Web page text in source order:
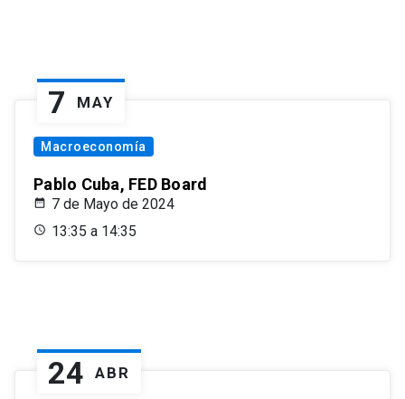
7 MAY
Macroeconomía
Pablo Cuba, FED Board
7 de Mayo de 2024
13:35 a 14:35
24 ABR